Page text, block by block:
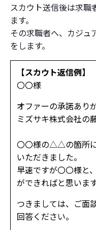
スカウト送信後は求職
ます。
その求職者へ、カジュ
をします。
【スカウト返信例】
〇〇様
オファーの承諾あり
ミズサキ株式会社の
〇〇様の△△の箇所
いただきました。
早速ですが〇〇様と
ができればと思います
つきましては、ご面
回答ください。